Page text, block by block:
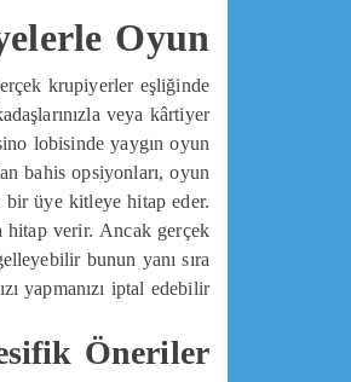
Oyun
krupiyerler eşliğinde
veya kârtiyer
lobisinde yaygın oyun
bahis opsiyonları, oyun
üye kitleye hitap eder.
hitap verir. Ancak gerçek
bunun yanı sıra
yapmanızı iptal edebilir.
Öneriler